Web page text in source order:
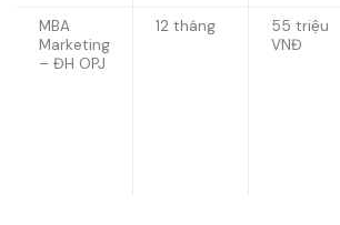
MBA
Marketing
– ĐH OPJ
12 tháng
55 triệu
VNĐ